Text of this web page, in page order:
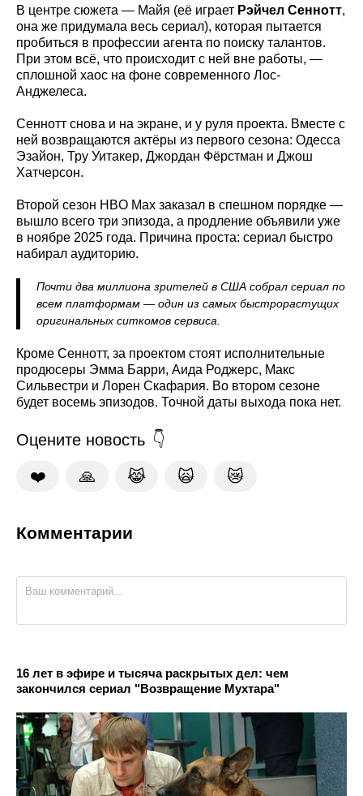
В центре сюжета — Майя (её играет Рэйчел Сеннотт,
она же придумала весь сериал), которая пытается
пробиться в профессии агента по поиску талантов.
При этом всё, что происходит с ней вне работы, —
сплошной хаос на фоне современного Лос-
Анджелеса.
Сеннотт снова и на экране, и у руля проекта. Вместе с
ней возвращаются актёры из первого сезона: Одесса
Эзайон, Тру Уитакер, Джордан Фёрстман и Джош
Хатчерсон.
Второй сезон HBO Max заказал в спешном порядке —
вышло всего три эпизода, а продление объявили уже
в ноябре 2025 года. Причина проста: сериал быстро
набирал аудиторию.
Почти два миллиона зрителей в США собрал сериал по
всем платформам — один из самых быстрорастущих
оригинальных ситкомов сервиса.
Кроме Сеннотт, за проектом стоят исполнительные
продюсеры Эмма Барри, Аида Роджерс, Макс
Сильвестри и Лорен Скафария. Во втором сезоне
будет восемь эпизодов. Точной даты выхода пока нет.
Оцените новость
❤️ 🙏 😹 🙀 😿
Комментарии
16 лет в эфире и тысяча раскрытых дел: чем
закончился сериал "Возвращение Мухтара"